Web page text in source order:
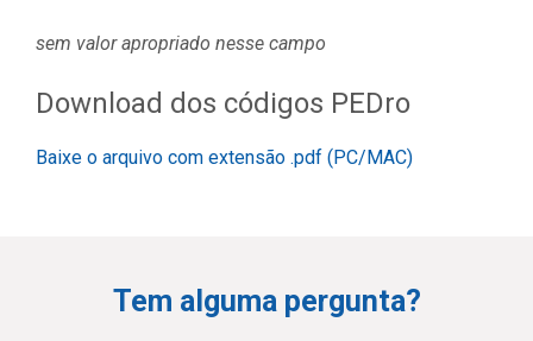
sem valor apropriado nesse campo
Download dos códigos PEDro
Baixe o arquivo com extensão .pdf (PC/MAC)
Tem alguma pergunta?